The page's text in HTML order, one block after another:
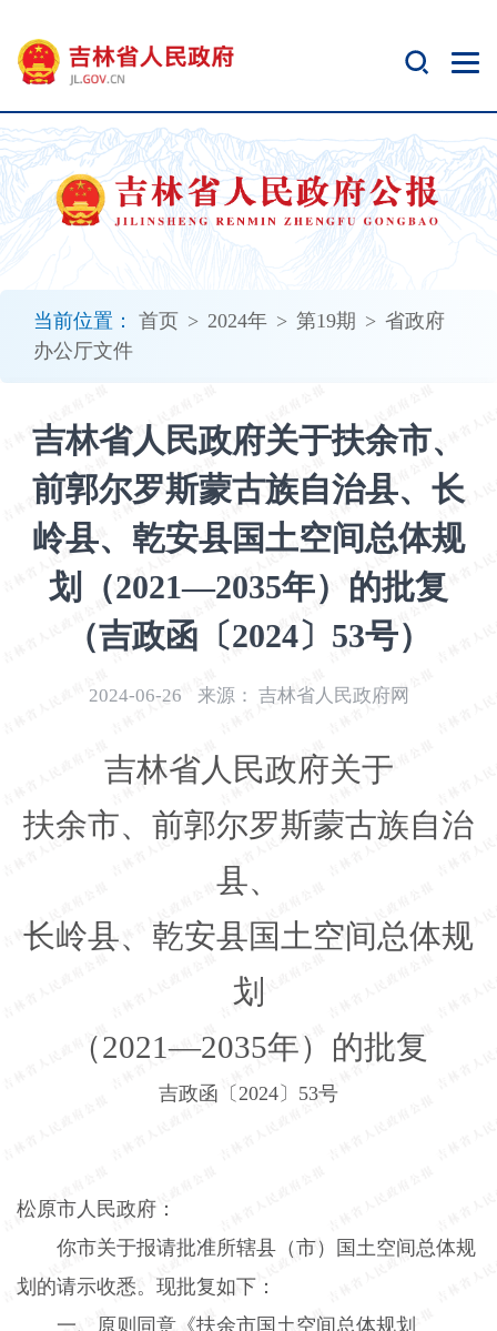
当前位置： 首页 > 2024年 > 第19期 > 省政府
办公厅文件
吉林省人民政府关于扶余市、
前郭尔罗斯蒙古族自治县、长
岭县、乾安县国土空间总体规
划（2021—2035年）的批复
（吉政函〔2024〕53号）
2024-06-26 来源： 吉林省人民政府网
吉林省人民政府关于
扶余市、前郭尔罗斯蒙古族自治
县、
长岭县、乾安县国土空间总体规
划
（2021—2035年）的批复
吉政函〔2024〕 53号
松原市人民政府：
你市关于报请批准所辖县（市）国土空间总体规
划的请示收悉。现批复如下：
一、原则同意《扶余市国土空间总体规划
开
无
障
碍
说
明
加